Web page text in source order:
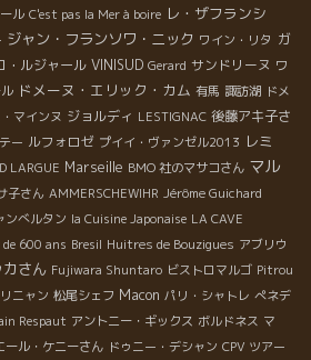
ル C'est pas la Mer à boire レ・ザフランシ
ジャン・フランソワ・ニック ワイン・リタ ガ
・ルジャール VINISUD Gerard サンドリーヌ ワ
ドメーヌ・エリック・カム 有馬 諏訪湖 ドメ
マインヌ ジョルディ LESTIGNAC 後藤アキ子さ
ー ルフォロゼ プイイ・ヴァンゼル2013 レミ
LARGUE Marseille BMO 社のマサコさん マル
子さん AMMERSCHEWIHR Jérôme Guichard
ンべルタン la Cuisine Japonaise LA CAVE
600 ans Bresil Huitres de Bouzigues アブリウ
さん Fujiwara Shuntaro ビストロマルゴ Pitrou
ニャン 松尾シェフ Macon パリ・シャトレ ぺネデ
Respaut アントニー・ギックス ボルドネス マ
ール・ケニーさん ドゥニー・デシャン CPV ツアー